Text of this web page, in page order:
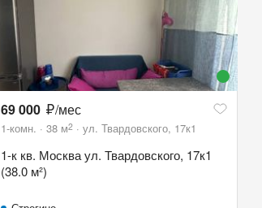
69 000 /мес
1-комн. 38 м2 ул. Твардовского, 17к1
1-к кв. Москва ул. Твардовского, 17к1
(38.0 м²)